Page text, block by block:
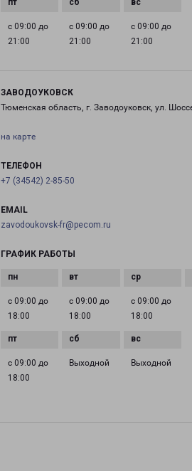
с 09:00 до
21:00
с 09:00 до
21:00
с 09:00 до
21:00
ЗАВОДОУКОВСК
Тюменская область, г. Заводоуковск, ул.
на карте
ТЕЛЕФОН
+7 (34542) 2-85-50
EMAIL
zavodoukovsk-fr@pecom.ru
ГРАФИК РАБОТЫ
с 09:00 до
18:00
с 09:00 до
18:00
с 09:00 до
18:00
с 09:00 до
18:00
Выходной Выходной